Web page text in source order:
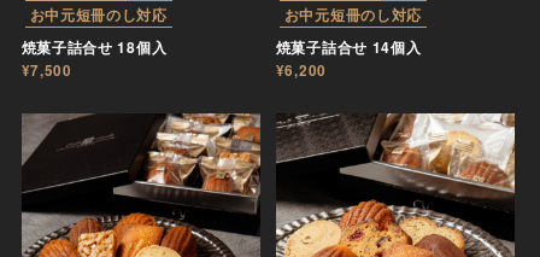
お中元短冊のし対応
焼菓子詰合せ 18個入
¥7,500
お中元短冊のし対応
焼菓子詰合せ 14個入
¥6,200